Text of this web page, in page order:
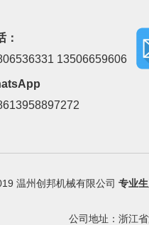
：
13506659606
温州创邦机械有限公司 专业
公司地址：浙江